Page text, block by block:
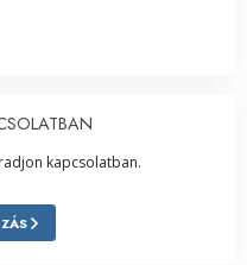
kapcsolatban.